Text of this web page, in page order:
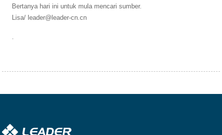
Bertanya hari ini untuk mula mencari sumber.
Lisa/ leader@leader-cn.cn